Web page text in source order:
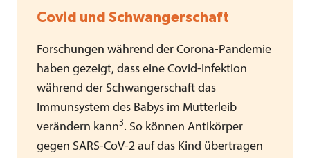
Covid und Schwangerschaft
Forschungen während der Corona-Pandemie
haben gezeigt, dass eine Covid-Infektion
während der Schwangerschaft das
Immunsystem des Babys im Mutterleib
verändern kann3. So können Antikörper
gegen SARS-CoV-2 auf das Kind übertragen